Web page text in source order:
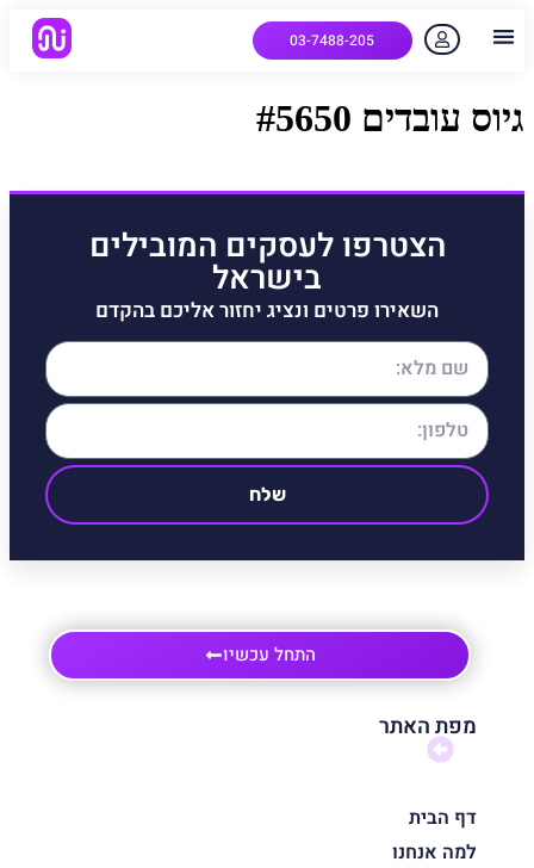
03-7488-205
גיוס עובדים #5650
הצטרפו לעסקים המובילים
בישראל
השאירו פרטים ונציג יחזור אליכם בהקדם
שלח
התחל עכשיו
מפת האתר
דף הבית
למה אנחנו